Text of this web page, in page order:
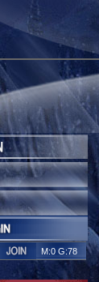
M:0 G:78